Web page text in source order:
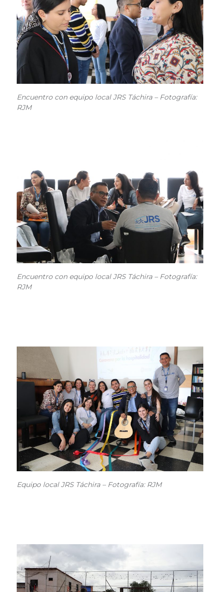
Encuentro con equipo local JRS Táchira – Fotografía:
RJM
Encuentro con equipo local JRS Táchira – Fotografía:
RJM
Equipo local JRS Táchira – Fotografía: RJM